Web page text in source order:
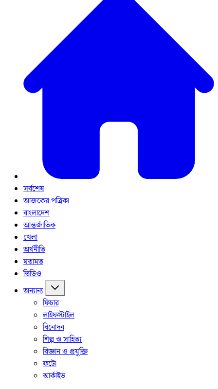
সর্বশেষ
আজকের পত্রিকা
বাংলাদেশ
আন্তর্জাতিক
খেলা
অর্থনীতি
মতামত
ভিডিও
অন্যান্য
ফিচার
লাইফস্টাইল
বিনোদন
শিল্প ও সাহিত্য
বিজ্ঞান ও প্রযুক্তি
ফটো
আর্কাইভ